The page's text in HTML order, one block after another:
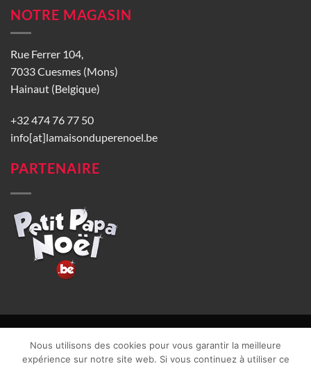
NOTRE MAGASIN
Rue Ferrer 104,
7033 Cuesmes (Mons)
Hainaut (Belgique)
+32 474 76 77 50
info[at]lamaisonduperenoel.be
PARTENAIRE
CGU| Vie privée| TVA : BE0840965749 | Site web réalisé par
Nous utilisons des cookies pour vous garantir la meilleure
expérience sur notre site web. Si vous continuez à utiliser ce